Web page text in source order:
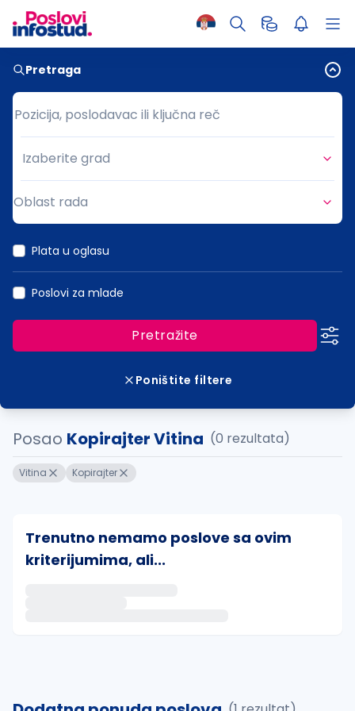
Pretraga
Pozicija, poslodavac ili ključna reč
Pozicija, poslodavac ili ključna reč
Grad
Izaberite grad
Oblast rada
Plata u oglasu
Poslovi za mlade
Pretražite
Poništite filtere
Posao Kopirajter Vitina (0 rezultata)
Vitina Kopirajter
Trenutno nemamo poslove sa ovim
kriterijumima, ali...